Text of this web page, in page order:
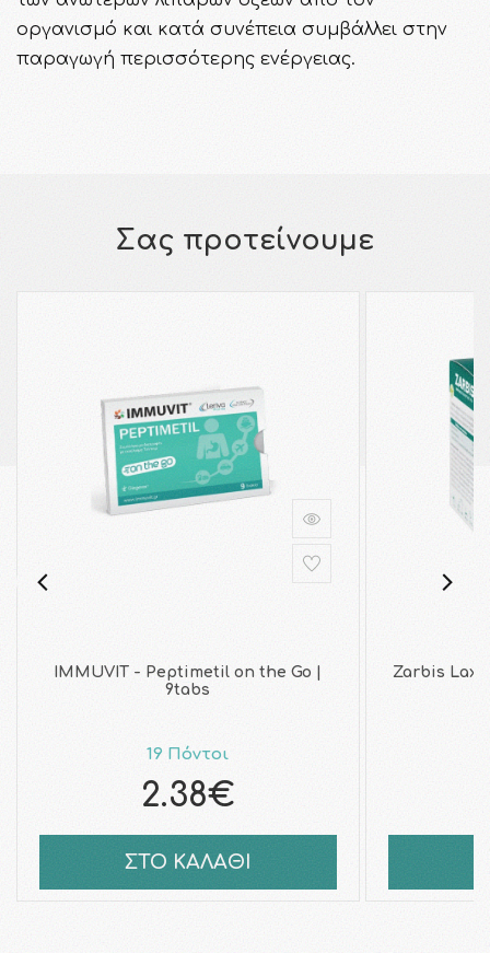
οργανισμό και κατά συνέπεια συμβάλλει στην
παραγωγή περισσότερης ενέργειας.
Σας προτείνουμε
IMMUVIT - Peptimetil on the Go |
9tabs
19 Πόντοι
2.38€
ΣΤΟ ΚΑΛΑΘΙ
Zarbis